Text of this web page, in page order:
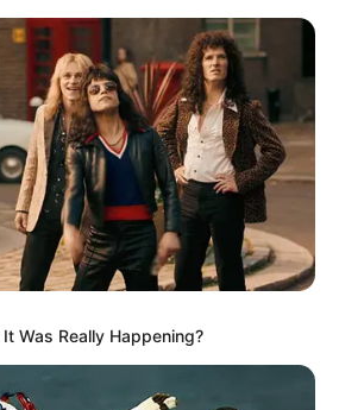
Was Really Happening?